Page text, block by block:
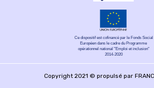
Ce dispositif est cofinancé par le Fonds Social
Européen dans le cadre du Programme
opérationnel national "Emploi et inclusion"
2014-2020
Copyright 2021 © propulsé par